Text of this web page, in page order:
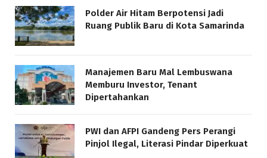
Polder Air Hitam Berpotensi Jadi
Ruang Publik Baru di Kota Samarinda
Manajemen Baru Mal Lembuswana
Memburu Investor, Tenant
Dipertahankan
PWI dan AFPI Gandeng Pers Perangi
Pinjol Ilegal, Literasi Pindar Diperkuat